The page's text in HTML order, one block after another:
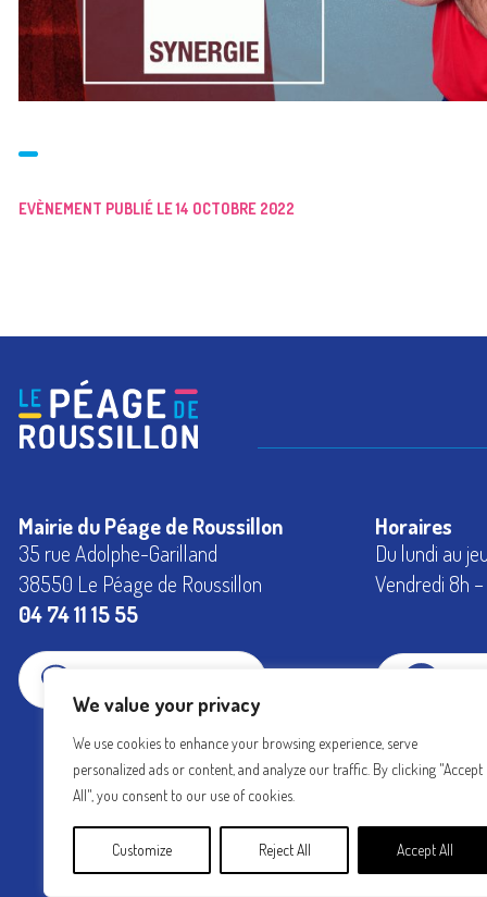
We value your privacy
We use cookies to enhance your browsing experience, serve
personalized ads or content, and analyze our traffic. By clicking "Accept
All", you consent to our use of cookies.
Customize Reject All Accept All
EVÈNEMENT PUBLIÉ LE 14 OCTOBRE 2022
Mairie du Péage de Roussillon
35 rue Adolphe-Garilland
38550 Le Péage de Roussillon
04 74 11 15 55
Horaires
Du lundi au
Vendredi 8h